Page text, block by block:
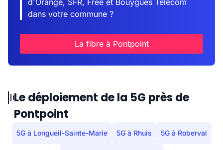
d'Orange, SFR, Free et Bouygues Telecom
dans votre commune ?
La fibre à Pontpoint
Le déploiement de la 5G près de
Pontpoint
5G à Longueil-Sainte-Marie 5G à Rhuis 5G à Roberval